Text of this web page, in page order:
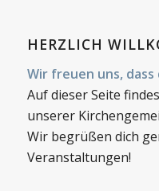
HERZLICH
Wir freuen uns,
Auf dieser Seite
unserer
Wir begrüßen dich
Veranstaltungen!